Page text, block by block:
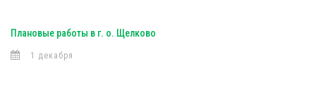
Плановые работы в г. о. Щелково
1 декабря